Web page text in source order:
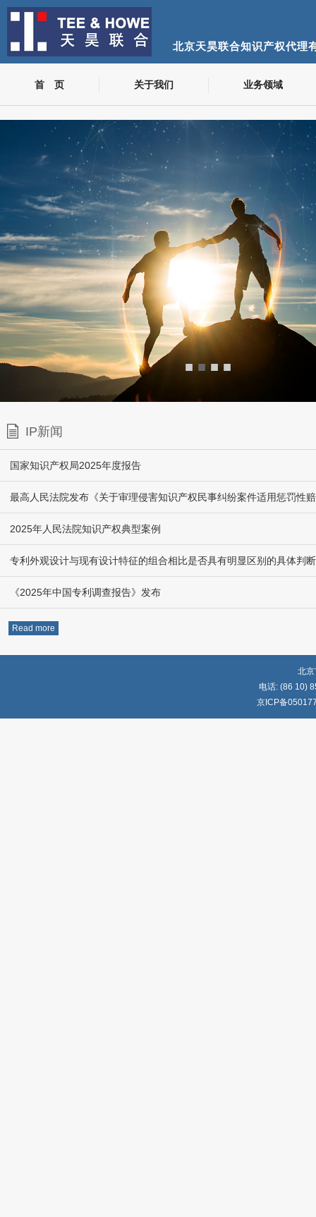
北京天昊联合知识产权代理
首 页 关于我们 业务领域
■ ■ ■ ■
IP新闻
国家知识产权局2025年度报告
2025年人民法院知识产权典型案例
专利外观设计与现有设计特征的组合相比是否具有明显区别的具体判断
《2025年中国专利调查报告》发布
Read more
北
电话: (86 10)
京ICP备